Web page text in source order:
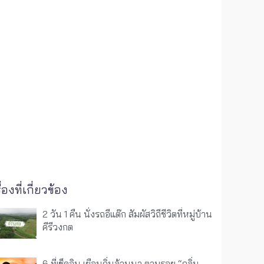
องที่เกี่ยวข้อง
2 วัน 1 คืน นั่งรถอีแต๊ก สัมผัสวิถีชีวิตที่หมู่บ้าน
คีรีวงกต